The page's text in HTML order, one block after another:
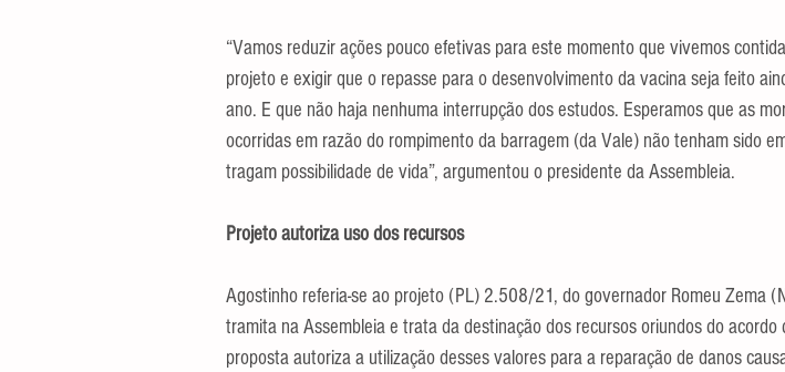
“Vamos reduzir ações pouco efetivas para este momento que vivemos
projeto e exigir que o repasse para o desenvolvimento da vacina seja feito
ano. E que não haja nenhuma interrupção dos estudos. Esperamos que as
ocorridas em razão do rompimento da barragem (da Vale) não tenham sido
tragam possibilidade de vida”, argumentou o presidente da Assembleia.
Projeto autoriza uso dos recursos
Agostinho referia-se ao projeto (PL) 2.508/21, do governador Romeu Zema
tramita na Assembleia e trata da destinação dos recursos oriundos do acordo
proposta autoriza a utilização desses valores para a reparação de danos